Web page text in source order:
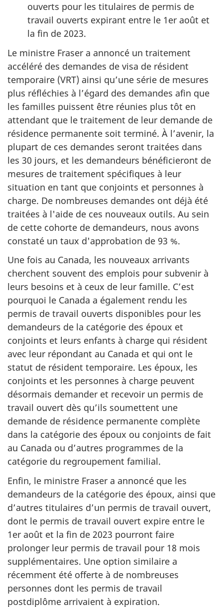
ouverts pour les titulaires de permis de
travail ouverts expirant entre le 1er août et
la fin de 2023.
Le ministre Fraser a annoncé un traitement
accéléré des demandes de visa de résident
temporaire (VRT) ainsi qu’une série de mesures
plus réfléchies à l’égard des demandes afin que
les familles puissent être réunies plus tôt en
attendant que le traitement de leur demande de
résidence permanente soit terminé. À l’avenir, la
plupart de ces demandes seront traitées dans
les 30 jours, et les demandeurs bénéficieront de
mesures de traitement spécifiques à leur
situation en tant que conjoints et personnes à
charge. De nombreuses demandes ont déjà été
traitées à l'aide de ces nouveaux outils. Au sein
de cette cohorte de demandeurs, nous avons
constaté un taux d'approbation de 93 %.
Une fois au Canada, les nouveaux arrivants
cherchent souvent des emplois pour subvenir à
leurs besoins et à ceux de leur famille. C’est
pourquoi le Canada a également rendu les
permis de travail ouverts disponibles pour les
demandeurs de la catégorie des époux et
conjoints et leurs enfants à charge qui résident
avec leur répondant au Canada et qui ont le
statut de résident temporaire. Les époux, les
conjoints et les personnes à charge peuvent
désormais demander et recevoir un permis de
travail ouvert dès qu’ils soumettent une
demande de résidence permanente complète
dans la catégorie des époux ou conjoints de fait
au Canada ou d’autres programmes de la
catégorie du regroupement familial.
Enfin, le ministre Fraser a annoncé que les
demandeurs de la catégorie des époux, ainsi que
d’autres titulaires d’un permis de travail ouvert,
dont le permis de travail ouvert expire entre le
1er août et la fin de 2023 pourront faire
prolonger leur permis de travail pour 18 mois
supplémentaires. Une option similaire a
récemment été offerte à de nombreuses
personnes dont les permis de travail
postdiplôme arrivaient à expiration.